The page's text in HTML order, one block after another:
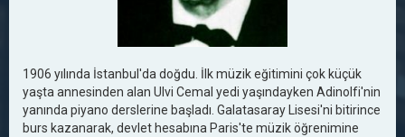
1906 yılında İstanbul'da doğdu. İlk müzik eğitimini çok küçük
yaşta annesinden alan Ulvi Cemal yedi yaşındayken Adinolfi'nin
yanında piyano derslerine başladı. Galatasaray Lisesi'ni bitirince
burs kazanarak, devlet hesabına Paris'te müzik öğrenimine